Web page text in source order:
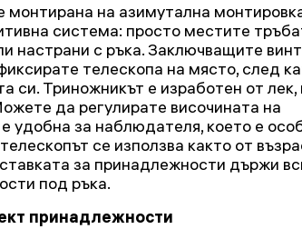
монтирана на азимутална
система: просто местите
настрани с ръка. Заключващите
телескопа на място, след
си. Триножникът е изработен от лек,
да регулирате височината на
удобна за наблюдателя, което е
се използва както от
за принадлежности държи
под ръка.
принадлежности